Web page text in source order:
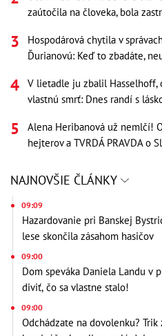
zaútočila na človeka, bola
Hospodárová chytila v
Ďurianovú: Keď to zbadáte,
V lietadle ju zbalil
vlastnú smrť: Dnes randí s
Alena Heribanová už nemlčí!
hejterov a TVRDÁ PRAVDA o
NAJNOVŠIE ČLÁNKY
09:09
Hazardovanie pri Banskej
lese skončila zásahom hasičov
09:00
Dom speváka Daniela Landu v
diviť, čo sa vlastne stalo!
09:00
Odchádzate na dovolenku?